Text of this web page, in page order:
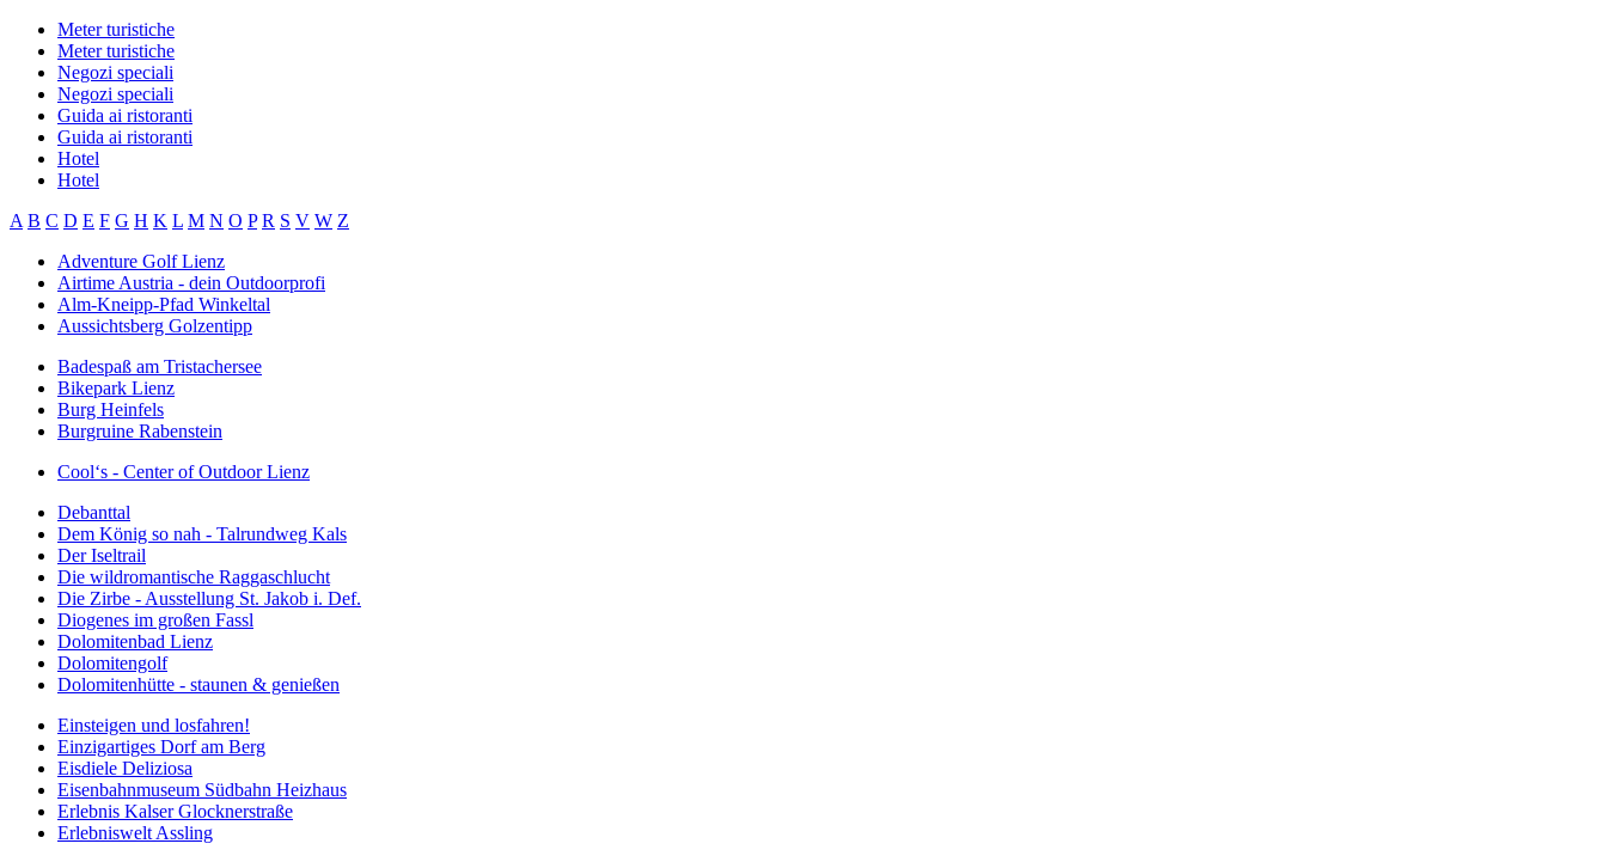
Meter turistiche
Meter turistiche
Negozi speciali
Negozi speciali
Guida ai ristoranti
Guida ai ristoranti
Hotel
Hotel
A B C D E F G H K L M N O P R S V W Z
Adventure Golf Lienz
Airtime Austria - dein Outdoorprofi
Alm-Kneipp-Pfad Winkeltal
Aussichtsberg Golzentipp
Badespaß am Tristachersee
Bikepark Lienz
Burg Heinfels
Burgruine Rabenstein
Cool‘s - Center of Outdoor Lienz
Debanttal
Dem König so nah - Talrundweg Kals
Der Iseltrail
Die wildromantische Raggaschlucht
Die Zirbe - Ausstellung St. Jakob i. Def.
Diogenes im großen Fassl
Dolomitenbad Lienz
Dolomitengolf
Dolomitenhütte - staunen & genießen
Einsteigen und losfahren!
Einzigartiges Dorf am Berg
Eisdiele Deliziosa
Eisenbahnmuseum Südbahn Heizhaus
Erlebnis Kalser Glocknerstraße
Erlebniswelt Assling